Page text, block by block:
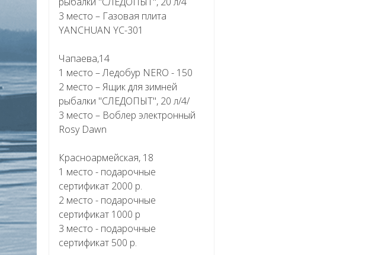
3 место – Газовая плита
YANCHUAN YC-301
Чапаева,14
1 место – Ледобур NERO - 150
2 место – Ящик для зимней
рыбалки "СЛЕДОПЫТ", 20 л/4/
3 место – Воблер электронный
Rosy Dawn
Красноармейская, 18
1 место - подарочные
сертификат 2000 р.
2 место - подарочные
сертификат 1000 р
3 место - подарочные
сертификат 500 р.